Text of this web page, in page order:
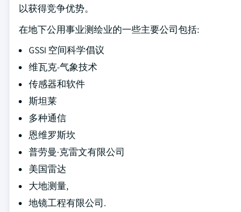
以获得竞争优势。
在地下公用事业测绘业的一些主要公司包括:
GSSI 空间科学倡议
维瓦克-气象技术
传感器和软件
斯坦莱
多种通信
恩维罗斯坎
普劳曼·克雷文有限公司
美国雷达
大地测量,
地镜工程有限公司.